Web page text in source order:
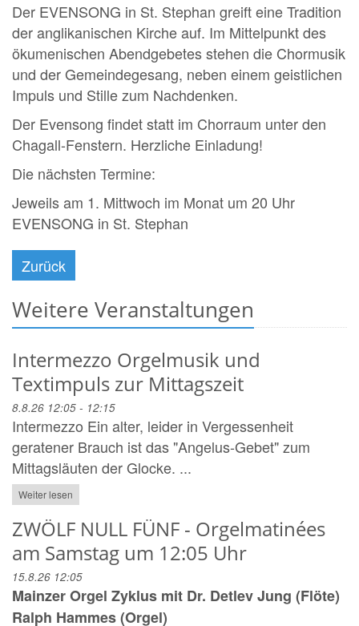
Der EVENSONG in St. Stephan greift eine Tradition
der anglikanischen Kirche auf. Im Mittelpunkt des
ökumenischen Abendgebetes stehen die Chormusik
und der Gemeindegesang, neben einem geistlichen
Impuls und Stille zum Nachdenken.
Der Evensong findet statt im Chorraum unter den
Chagall-Fenstern. Herzliche Einladung!
Die nächsten Termine:
Jeweils am 1. Mittwoch im Monat um 20 Uhr
EVENSONG in St. Stephan
Zurück
Weitere Veranstaltungen
Intermezzo Orgelmusik und
Textimpuls zur Mittagszeit
8.8.26 12:05 - 12:15
Intermezzo Ein alter, leider in Vergessenheit
geratener Brauch ist das "Angelus-Gebet" zum
Mittagsläuten der Glocke. ...
Weiter lesen
ZWÖLF NULL FÜNF - Orgelmatinées
am Samstag um 12:05 Uhr
15.8.26 12:05
Mainzer Orgel Zyklus mit Dr. Detlev Jung (Flöte)
Ralph Hammes (Orgel)